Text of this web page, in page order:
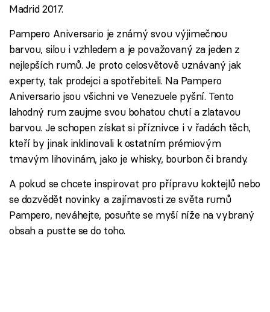
Madrid 2017.
Pampero Aniversario je známý svou výjimečnou
barvou, silou i vzhledem a je považovaný za jeden z
nejlepších rumů. Je proto celosvětově uznávaný jak
experty, tak prodejci a spotřebiteli. Na Pampero
Aniversario jsou všichni ve Venezuele pyšní. Tento
lahodný rum zaujme svou bohatou chutí a zlatavou
barvou. Je schopen získat si příznivce i v řadách těch,
kteří by jinak inklinovali k ostatním prémiovým
tmavým lihovinám, jako je whisky, bourbon či brandy.
A pokud se chcete inspirovat pro přípravu koktejlů nebo
se dozvědět novinky a zajímavosti ze světa rumů
Pampero, neváhejte, posuňte se myší níže na vybraný
obsah a pustte se do toho.